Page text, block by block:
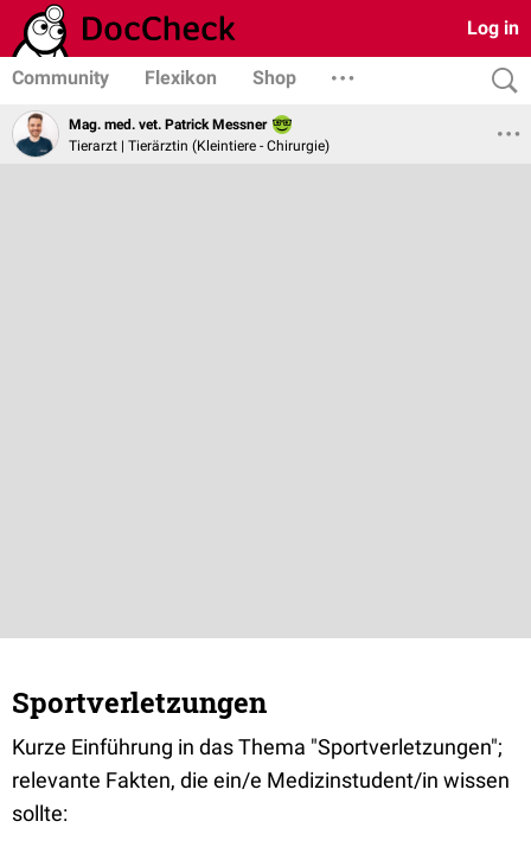
Log in
Community Flexikon Shop
Mag. med. vet. Patrick Messner
Tierarzt | Tierärztin (Kleintiere - Chirurgie)
Sportverletzungen
Kurze Einführung in das Thema "Sportverletzungen";
relevante Fakten, die ein/e Medizinstudent/in wissen
sollte: